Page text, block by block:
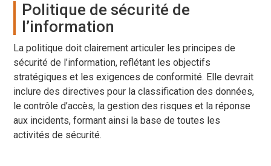
Politique de sécurité de
l’information
La politique doit clairement articuler les principes de
sécurité de l’information, reflétant les objectifs
stratégiques et les exigences de conformité. Elle devrait
inclure des directives pour la classification des données,
le contrôle d’accès, la gestion des risques et la réponse
aux incidents, formant ainsi la base de toutes les
activités de sécurité.